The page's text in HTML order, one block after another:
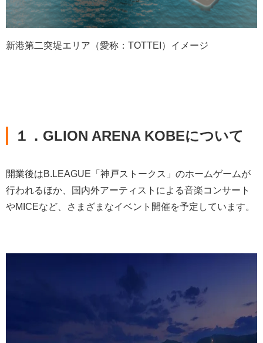
新港第二突堤エリア（愛称：TOTTEI）イメージ
１． GLION ARENA KOBEについて
開業後はB.LEAGUE「神戸ストークス」のホームゲームが
行われるほか、国内外アーティストによる音楽コンサート
やMICEなど、さまざまなイベント開催を予定しています。